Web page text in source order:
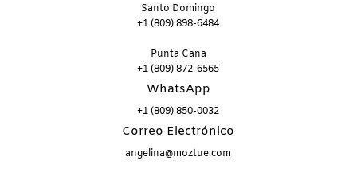
Santo Domingo
+1 (809) 898-6484
Punta Cana
+1 (809) 872-6565
WhatsApp
+1 (809) 850-0032
Correo Electrónico
angelina@moztue.com